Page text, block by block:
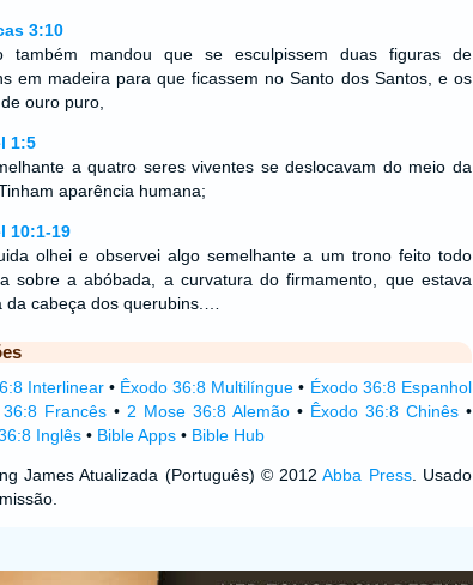
3:10
também mandou que se esculpissem duas figuras de
em madeira para que ficassem no Santo dos Santos, e os
ouro puro,
1:5
a quatro seres viventes se deslocavam do meio da
aparência humana;
10:1-19
olhei e observei algo semelhante a um trono feito todo
sobre a abóbada, a curvatura do firmamento, que estava
da cabeça dos querubins.…
Interlinear• Êxodo 36:8 Multilíngue • Éxodo 36:8 Espanhol
36:8 Francês • 2 Mose 36:8 Alemão • Êxodo 36:8 Chinês •
Inglês• Bible Apps• Bible Hub
James Atualizada (Português) © 2012Abba Press. Usado